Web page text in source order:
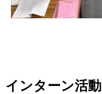
インターン活動